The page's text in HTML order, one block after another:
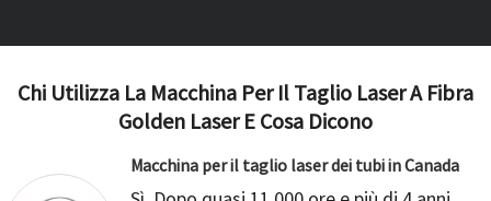
Chi Utilizza La Macchina Per Il Taglio Laser A Fibra
Golden Laser E Cosa Dicono
Macchina per il taglio laser dei tubi in Canada